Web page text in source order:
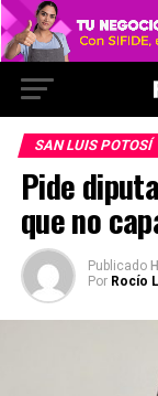
SAN LUIS POTOSÍ
Pide
que no
Publicado
Por Rocío